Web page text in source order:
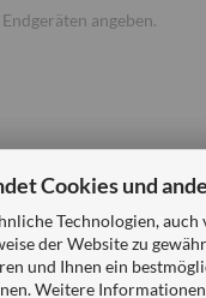
Cookies und
Technologien,
der Website zu
und Ihnen ein
Weitere
angeben.